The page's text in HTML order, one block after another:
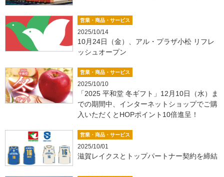
営業・商品・サービス
2025/10/14
10月24日（金）、アル・プラザ小松 リフレ
ッシュオープン
営業・商品・サービス
2025/10/10
「2025 平和堂 冬ギフト」12月10日（水）ま
での期間中、インターネットショップでご購
入いただくとHOPポイント10倍進呈！
営業・商品・サービス
2025/10/01
滋賀レイクスとトップパートナー契約を締結